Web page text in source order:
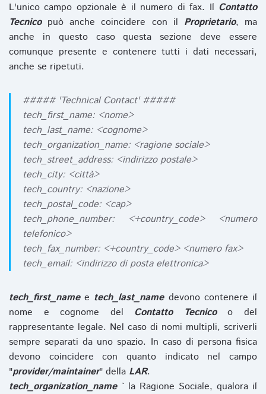
L'unico campo opzionale è il numero di fax. Il Contatto
Tecnicopuò anche coincidere con il Proprietario, ma
anche in questo caso questa sezione deve essere
comunque presente e contenere tutti i dati necessari,
anche se ripetuti.
##### 'Technical Contact' #####
tech_first_name: <nome>
tech_last_name: <cognome>
tech_organization_name: <ragione sociale>
tech_street_address: <indirizzo postale>
tech_city: <città>
tech_country: <nazione>
tech_postal_code: <cap>
tech_phone_number: <+country_code> <numero
telefonico>
tech_fax_number: <+country_code> <numero fax>
tech_email: <indirizzo di posta elettronica>
tech_first_namee tech_last_namedevono contenere il
nome e cognome del Contatto Tecnicoo del
rappresentante legale. Nel caso di nomi multipli, scriverli
sempre separati da uno spazio. In caso di persona fisica
devono coincidere con quanto indicato nel campo
"provider/maintainer" della LAR.
tech_organization_name` la Ragione Sociale, qualora il